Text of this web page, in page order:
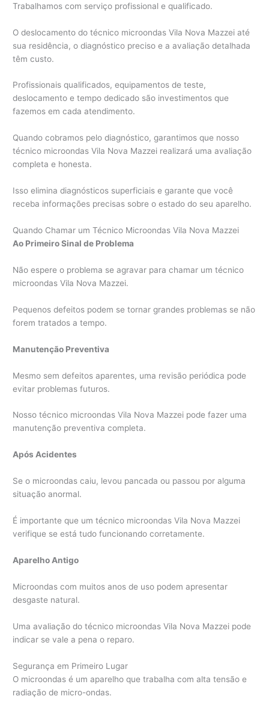
Trabalhamos com serviço profissional e qualificado.
O deslocamento do técnico microondas Vila Nova Mazzei até
sua residência, o diagnóstico preciso e a avaliação detalhada
têm custo.
Profissionais qualificados, equipamentos de teste,
deslocamento e tempo dedicado são investimentos que
fazemos em cada atendimento.
Quando cobramos pelo diagnóstico, garantimos que nosso
técnico microondas Vila Nova Mazzei realizará uma avaliação
completa e honesta.
Isso elimina diagnósticos superficiais e garante que você
receba informações precisas sobre o estado do seu aparelho.
Quando Chamar um Técnico Microondas Vila Nova Mazzei
Ao Primeiro Sinal de Problema
Não espere o problema se agravar para chamar um técnico
microondas Vila Nova Mazzei.
Pequenos defeitos podem se tornar grandes problemas se não
forem tratados a tempo.
Manutenção Preventiva
Mesmo sem defeitos aparentes, uma revisão periódica pode
evitar problemas futuros.
Nosso técnico microondas Vila Nova Mazzei pode fazer uma
manutenção preventiva completa.
Após Acidentes
Se o microondas caiu, levou pancada ou passou por alguma
situação anormal.
É importante que um técnico microondas Vila Nova Mazzei
verifique se está tudo funcionando corretamente.
Aparelho Antigo
Microondas com muitos anos de uso podem apresentar
desgaste natural.
Uma avaliação do técnico microondas Vila Nova Mazzei pode
indicar se vale a pena o reparo.
Segurança em Primeiro Lugar
O microondas é um aparelho que trabalha com alta tensão e
radiação de micro-ondas.